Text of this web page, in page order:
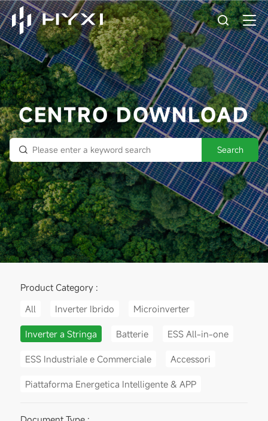
CENTRO DOWNLOAD
Search
Product Category :
All
Inverter Ibrido Microinverter
Inverter a Stringa Batterie ESS All-in-one
ESS Industriale e Commerciale Accessori
Piattaforma Energetica Intelligente & APP